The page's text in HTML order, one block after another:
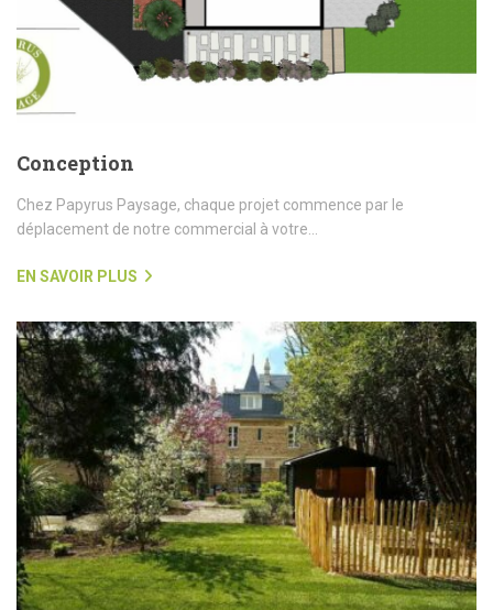
Conception
Chez Papyrus Paysage, chaque projet commence par le
déplacement de notre commercial à votre...
EN SAVOIR PLUS